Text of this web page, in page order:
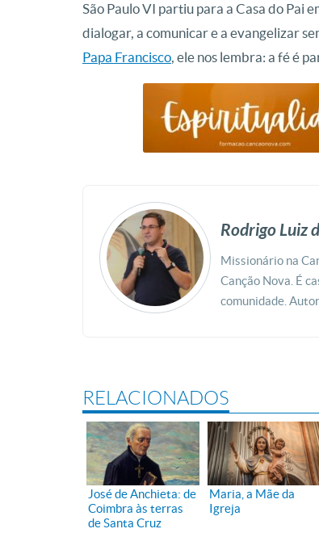
São Paulo VI partiu para a Casa do Pai
dialogar, a comunicar e a evangelizar
Papa Francisco, ele nos lembra: a fé é
Rodrigo Luiz
Missionário na
Canção Nova. É
comunidade.
RELACIONADOS
José de Anchieta: de
Coimbra às terras
de Santa Cruz
Maria, a Mãe da
Igreja